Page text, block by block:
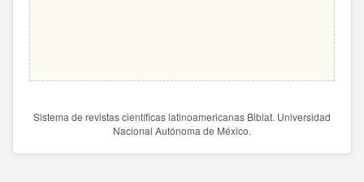
Sistema de revistas científicas latinoamericanas Biblat. Universidad
Nacional Autónoma de México.